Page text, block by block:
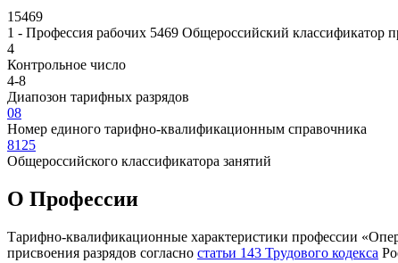
15469
1 - Профессия рабочих 5469 Общероссийский классификатор
4
Контрольное число
4-8
Диапозон тарифных разрядов
08
Номер единого тарифно-квалификационным справочника
8125
Общероссийского классификатора занятий
О Профеcсии
Тарифно-квалификационные характеристики профессии
присвоения разрядов согласно статьи 143 Трудового кодекса